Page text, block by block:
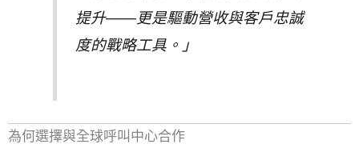
提升——更是驅動營收與客戶忠誠
度的戰略工具。」
為何選擇與全球呼叫中心合作